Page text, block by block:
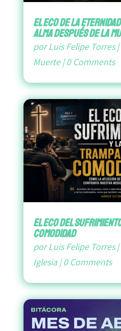
El Eco de la
Alma después de la
porLuis Felipe Torres|
Muerte|0 Comments
El Eco del
Comodidad
porLuis Felipe Torres|
Iglesia|0 Comments